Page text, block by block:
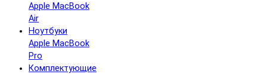
Apple MacBook
Air
Ноутбуки
Apple MacBook
Pro
Комплектующие